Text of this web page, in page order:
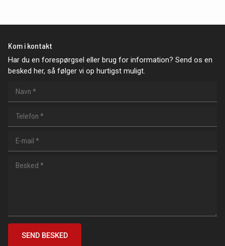
Kom i kontakt
Har du en forespørgsel eller brug for information? Send os en
besked her, så følger vi op hurtigst muligt.